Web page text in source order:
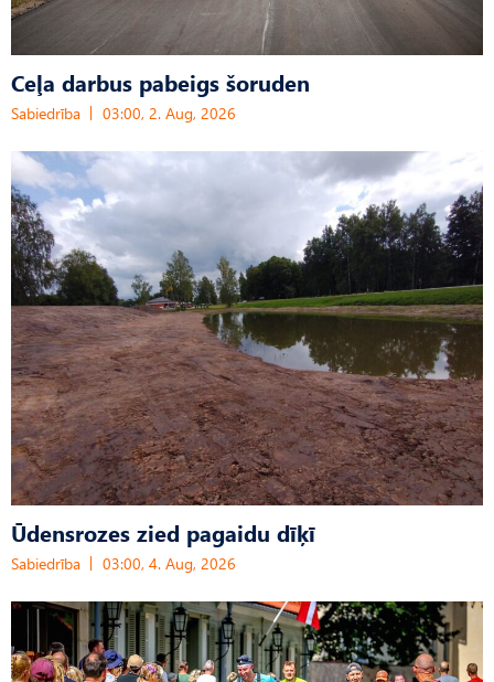
Ceļa darbus pabeigs šoruden
Sabiedrība 03:00, 2. Aug, 2026
Ūdensrozes zied pagaidu dīķī
Sabiedrība 03:00, 4. Aug, 2026